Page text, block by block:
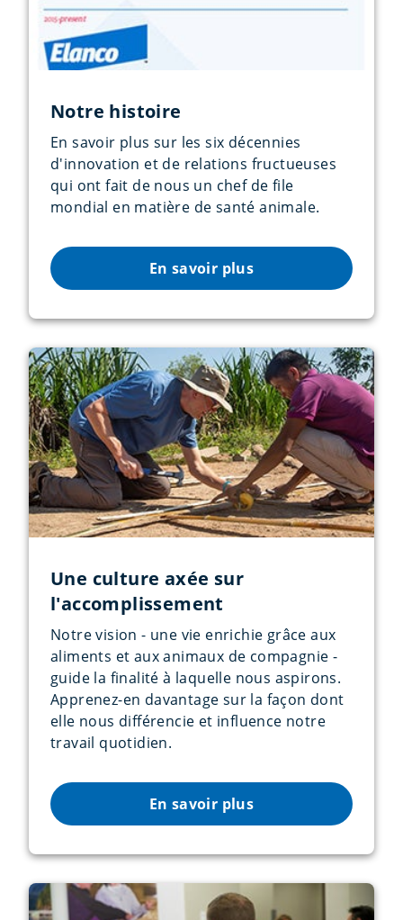
Notre histoire
En savoir plus sur les six décennies
d'innovation et de relations fructueuses
qui ont fait de nous un chef de file
mondial en matière de santé animale.
En savoir plus
Une culture axée sur
l'accomplissement
Notre vision - une vie enrichie grâce aux
aliments et aux animaux de compagnie -
guide la finalité à laquelle nous aspirons.
Apprenez-en davantage sur la façon dont
elle nous différencie et influence notre
travail quotidien.
En savoir plus